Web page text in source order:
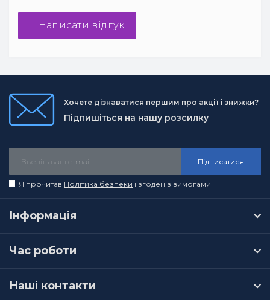
+ Написати відгук
Хочете дізнаватися першим про акції і знижки?
Підпишіться на нашу розсилку
Підписатися
Я прочитав Політика безпеки і згоден з вимогами
Інформація
Час роботи
Наші контакти